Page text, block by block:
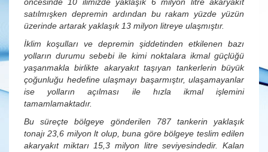
öncesinde 10 ilimizde yaklaşık 6 milyon litre akaryakıt
satılmışken depremin ardından bu rakam yüzde yüzün
üzerinde artarak yaklaşık 13 milyon litreye ulaşmıştır.
İklim koşulları ve depremin şiddetinden etkilenen bazı
yolların durumu sebebi ile kimi noktalara ikmal güçlüğü
yaşanmakla birlikte akaryakıt taşıyan tankerlerin büyük
çoğunluğu hedefine ulaşmayı başarmıştır, ulaşamayanlar
ise yolların açılması ile hızla ikmal işlemini
tamamlamaktadır.
Bu süreçte bölgeye gönderilen 787 tankerin yaklaşık
tonajı 23,6 milyon lt olup, buna göre bölgeye teslim edilen
akaryakıt miktarı 15,3 milyon litre seviyesindedir. Kalan